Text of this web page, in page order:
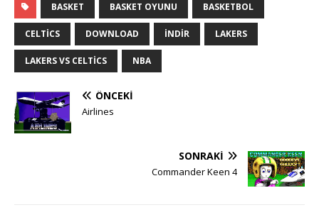
BASKET BASKET OYUNU BASKETBOL
CELTICS DOWNLOAD INDIR LAKERS
LAKERS VS CELTICS NBA
ÖNCEKI
Airlines
SONRAKI
Commander Keen 4